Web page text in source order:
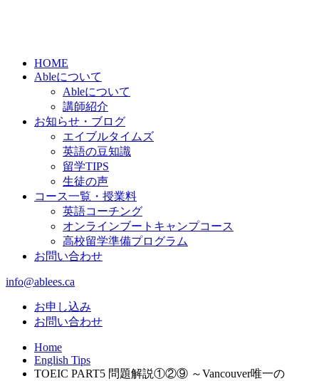
HOME
Ableについて
Ableについて
講師紹介
お知らせ・ブログ
エイブルタイムズ
英語の豆知識
留学TIPS
生徒の声
コース一覧・授業料
英語コーチング
オンラインブートキャンプコース
高校留学準備プログラム
お問い合わせ
info@ablees.ca
お申し込み
お問い合わせ
Home
English Tips
TOEIC PART5 問題解説①②⑨ ～Vancouver唯一の